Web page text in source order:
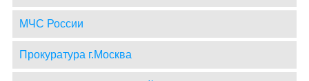
МЧС России
Прокуратура г.Москва